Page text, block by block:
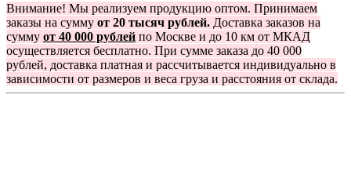
Внимание! Мы реализуем продукцию оптом. Принимаем
заказы на сумму от 20 тысяч рублей. Доставка заказов на
сумму от 40 000 рублей по Москве и до 10 км от МКАД
осуществляется бесплатно. При сумме заказа до 40 000
рублей, доставка платная и рассчитывается индивидуально в
зависимости от размеров и веса груза и расстояния от склада.